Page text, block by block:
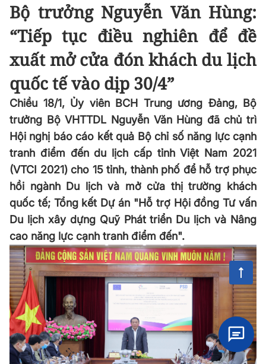
Bộ trưởng Nguyễn Văn Hùng:
“Tiếp tục điều nghiên để đề
xuất mở cửa đón khách du lịch
quốc tế vào dịp 30/4”
Chiều 18/1, Ủy viên BCH Trung ương Đảng, Bộ
trưởng Bộ VHTTDL Nguyễn Văn Hùng đã chủ trì
Hội nghị báo cáo kết quả Bộ chỉ số năng lực cạnh
tranh điểm đến du lịch cấp tỉnh Việt Nam 2021
(VTCI 2021) cho 15 tỉnh, thành phố để hỗ trợ phục
hồi ngành Du lịch và mở cửa thị trường khách
quốc tế; Tổng kết Dự án "Hỗ trợ Hội đồng Tư vấn
Du lịch xây dựng Quỹ Phát triển Du lịch và Nâng
cao năng lực cạnh tranh điểm đến".